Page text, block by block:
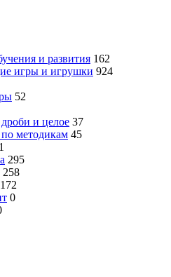
и развития 162
игры и игрушки 924
52
и целое 37
методикам 45
295
258
172
0